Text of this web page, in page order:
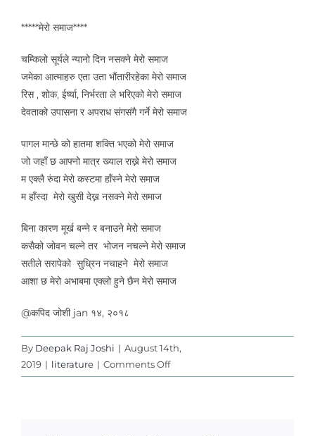
*****मेरो समाज****
चम्किलो सूर्यले न्यानो दिन नसक्ने ​​मेरो समाज
जमेका आत्माहरु एता उता भौंतारीरहेका मेरो समाज
रिस , शोक, ईर्ष्या, निर्भरता ले भरिएको मेरो समाज
देवताको उपासना र अपराध संगसंगै गर्ने मेरो समाज
पागल मान्छे को हातमा शक्ति भएको मेरो समाज
जो जहाँ छ आफ्नो मात्र ख्याल राख्ने मेरो समाज
म एक्लै रुंदा मेरो कस्टमा ​​​हाँस्ने मेरो समाज
म ​हाँस्दा ​ मेरो खुसी देख्न नसक्ने मेरो समाज
बिना कारण मूर्ख बन्ने र बनाउने मेरो समाज
​कसैको ​जोवन चल्ने​ तर ​ भोजन नचल्ने मेरो समाज​
सतीले सरापेको ​ सुध्रिन नचाहने ​ ​मेरो समाज
आशा छ मेरो अभाबमा एक्लो ​हुने ​छैन मेरो समाज
@कपिद जोशी jan १४, २०१८
By Deepak Raj Joshi | August 14th,
2019 | literature | Comments Offon
मेरो